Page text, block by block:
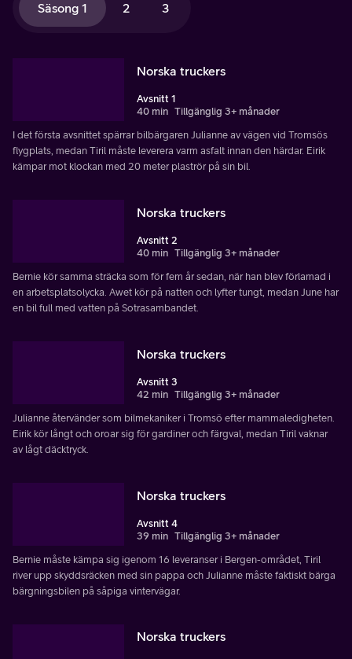
Säsong 1 2 3
Norska truckers
Avsnitt 1
40 min Tillgänglig 3+ månader
I det första avsnittet spärrar bilbärgaren Julianne av vägen vid Tromsös
flygplats, medan Tiril måste leverera varm asfalt innan den härdar. Eirik
kämpar mot klockan med 20 meter plaströr på sin bil.
Norska truckers
Avsnitt 2
40 min Tillgänglig 3+ månader
Bernie kör samma sträcka som för fem år sedan, när han blev förlamad i
en arbetsplatsolycka. Awet kör på natten och lyfter tungt, medan June har
en bil full med vatten på Sotrasambandet.
Norska truckers
Avsnitt 3
42 min Tillgänglig 3+ månader
Julianne återvänder som bilmekaniker i Tromsö efter mammaledigheten.
Eirik kör långt och oroar sig för gardiner och färgval, medan Tiril vaknar
av lågt däcktryck.
Norska truckers
Avsnitt 4
39 min Tillgänglig 3+ månader
Bernie måste kämpa sig igenom 16 leveranser i Bergen-området, Tiril
river upp skyddsräcken med sin pappa och Julianne måste faktiskt bärga
bärgningsbilen på såpiga vintervägar.
Norska truckers